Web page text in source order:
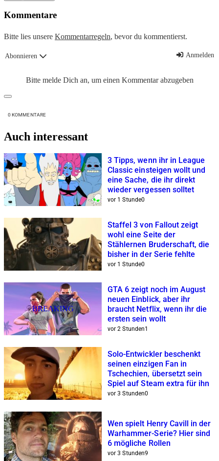
Kommentare
Bitte lies unsere Kommentarregeln, bevor du kommentierst.
Abonnieren Anmelden
Bitte melde Dich an, um einen Kommentar abzugeben
0 KOMMENTARE
Auch interessant
3 Tipps, wenn ihr in League
Classic einsteigen wollt und
eine Sache, die ihr direkt
wieder vergessen solltet
vor 1 Stunde0
Staffel 3 von Fallout zeigt
wohl eine Seite der
Stählernen Bruderschaft, die
bisher in der Serie fehlte
vor 1 Stunde0
BREAKING
GTA 6 zeigt noch im August
neuen Einblick, aber ihr
braucht Netflix, wenn ihr die
ersten sein wollt
vor 2 Stunden1
Solo-Entwickler beschenkt
seinen einzigen Fan in
Tschechien, übersetzt sein
Spiel auf Steam extra für ihn
vor 3 Stunden0
Wen spielt Henry Cavill in der
Warhammer-Serie? Hier sind
6 mögliche Rollen
vor 3 Stunden9